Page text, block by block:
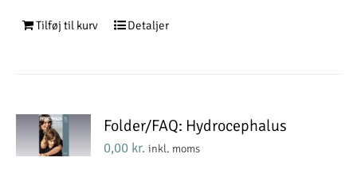
Tilføj til kurv Detaljer
Folder/FAQ: Hydrocephalus
0,00 kr. inkl. moms